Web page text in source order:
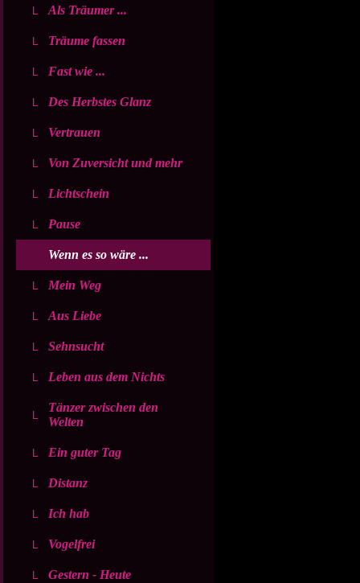
Als Träumer ...
Träume fassen
Fast wie ...
Des Herbstes Glanz
Vertrauen
Von Zuversicht und mehr
Lichtschein
Pause
Wenn es so wäre ...
Mein Weg
Aus Liebe
Sehnsucht
Leben aus dem Nichts
Tänzer zwischen den
Welten
Ein guter Tag
Distanz
Ich hab
Vogelfrei
Gestern - Heute